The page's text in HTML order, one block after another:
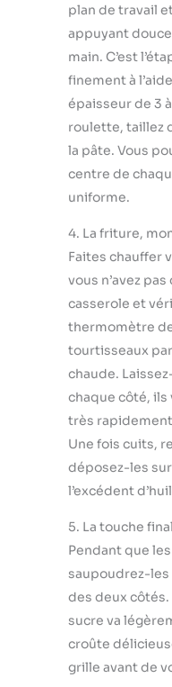
plan de travail
appuyant
main. C’est
finement à
épaisseur de 3
roulette, taillez
la pâte. Vous
centre de
uniforme.
4. La friture,
Faites chauffer
vous n’avez
casserole et
thermomètre
tourtisseaux
chaude.
chaque côté,
très
Une fois cuits,
déposez-les
l’excédent
5. La touche
Pendant que
saupoudrez-les
des deux côtés.
sucre va
croûte
grille avant de